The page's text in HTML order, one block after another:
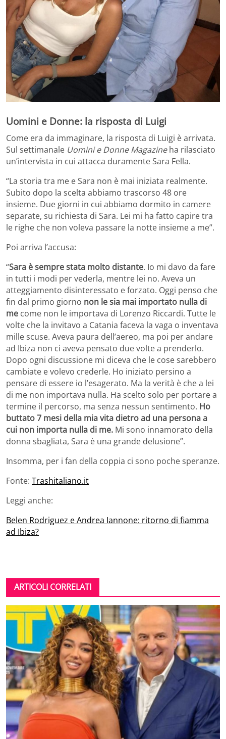
Uomini e Donne: la risposta di Luigi
Come era da immaginare, la risposta di Luigi è arrivata.
Sul settimanale Uomini e Donne Magazineha rilasciato
un’intervista in cui attacca duramente Sara Fella.
“La storia tra me e Sara non è mai iniziata realmente.
Subito dopo la scelta abbiamo trascorso 48 ore
insieme. Due giorni in cui abbiamo dormito in camere
separate, su richiesta di Sara. Lei mi ha fatto capire tra
le righe che non voleva passare la notte insieme a me”.
Poi arriva l’accusa:
“Sara è sempre stata molto distante. Io mi davo da fare
in tutti i modi per vederla, mentre lei no. Aveva un
atteggiamento disinteressato e forzato. Oggi penso che
fin dal primo giorno non le sia mai importato nulla di
me come non le importava di Lorenzo Riccardi. Tutte le
volte che la invitavo a Catania faceva la vaga o inventava
mille scuse. Aveva paura dell’aereo, ma poi per andare
ad Ibiza non ci aveva pensato due volte a prenderlo.
Dopo ogni discussione mi diceva che le cose sarebbero
cambiate e volevo crederle. Ho iniziato persino a
pensare di essere io l’esagerato. Ma la verità è che a lei
di me non importava nulla. Ha scelto solo per portare a
termine il percorso, ma senza nessun sentimento. Ho
buttato 7 mesi della mia vita dietro ad una persona a
cui non importa nulla di me. Mi sono innamorato della
donna sbagliata, Sara è una grande delusione”.
Insomma, per i fan della coppia ci sono poche speranze.
Fonte: Trashitaliano.it
Leggi anche:
Belen Rodriguez e Andrea Iannone: ritorno di fiamma
ad Ibiza?
ARTICOLI CORRELATI